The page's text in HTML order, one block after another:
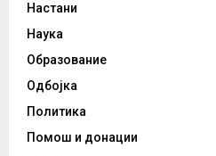
Настани
Наука
Образование
Одбојка
Политика
Помош и донации